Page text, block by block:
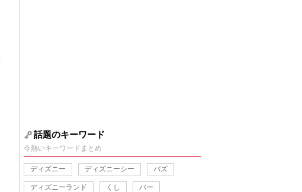
話題のキーワード
今熱いキーワードまとめ
ディズニー ディズニーシー バズ
ディズニーランド くし バー